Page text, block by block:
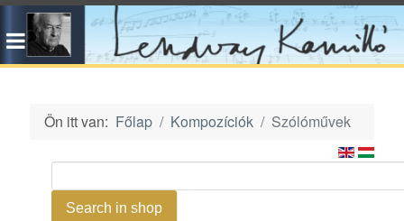
Ön itt van: Főlap Kompozíciók Szólóművek